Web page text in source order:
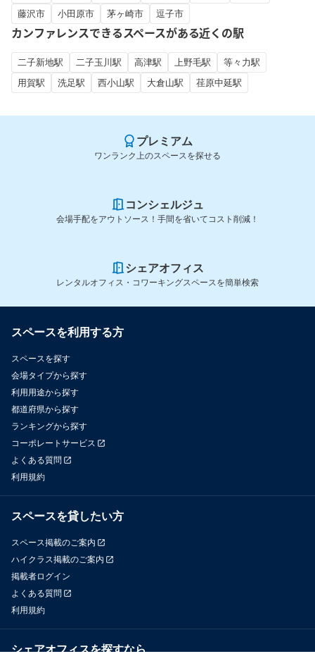
藤沢市
小田原市 茅ヶ崎市 逗子市
カンファレンスできるスペースがある近くの駅
二子新地駅 二子玉川駅 高津駅 上野毛駅
等々力駅
用賀駅
洗足駅 西小山駅 大倉山駅 荏原中延駅
プレミアム
ワンランク上のスペースを探せる
コンシェルジュ
会場手配をアウトソース！手間を省いてコスト削減！
シェアオフィス
レンタルオフィス・コワーキングスペースを簡単検索
スペースを利用する方
スペースを探す
会場タイプから探す
利用用途から探す
都道府県から探す
ランキングから探す
コーポレートサービス
よくある質問
利用規約
スペースを貸したい方
スペース掲載のご案内
ハイクラス掲載のご案内
掲載者ログイン
よくある質問
利用規約
シェアオフィスを探すなら